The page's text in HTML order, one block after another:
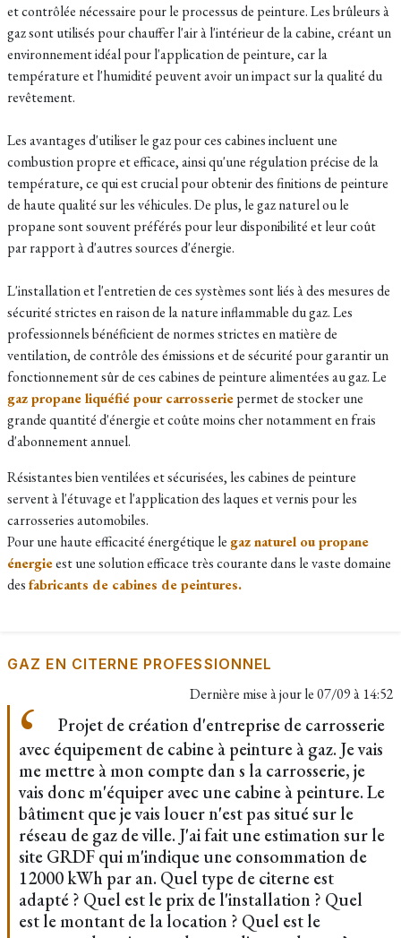
et contrôlée nécessaire pour le processus de peinture. Les brûleurs à
gaz sont utilisés pour chauffer l'air à l'intérieur de la cabine, créant un
environnement idéal pour l'application de peinture, car la
température et l'humidité peuvent avoir un impact sur la qualité du
revêtement.
Les avantages d'utiliser le gaz pour ces cabines incluent une
combustion propre et efficace, ainsi qu'une régulation précise de la
température, ce qui est crucial pour obtenir des finitions de peinture
de haute qualité sur les véhicules. De plus, le gaz naturel ou le
propane sont souvent préférés pour leur disponibilité et leur coût
par rapport à d'autres sources d'énergie.
L'installation et l'entretien de ces systèmes sont liés à des mesures de
sécurité strictes en raison de la nature inflammable du gaz. Les
professionnels bénéficient de normes strictes en matière de
ventilation, de contrôle des émissions et de sécurité pour garantir un
fonctionnement sûr de ces cabines de peinture alimentées au gaz. Le
gaz propane liquéfié pour carrosseriepermet de stocker une
grande quantité d'énergie et coûte moins cher notamment en frais
d'abonnement annuel.
Résistantes bien ventilées et sécurisées, les cabines de peinture
servent à l'étuvage et l'application des laques et vernis pour les
carrosseries automobiles.
Pour une haute efficacité énergétique le gaz naturel ou propane
énergieest une solution efficace très courante dans le vaste domaine
desfabricants de cabines de peintures.
GAZ EN CITERNE PROFESSIONNEL
Dernière mise à jour le07/09 à 14:52
Projet de création d'entreprise de carrosserie
avec équipement de cabine à peinture à gaz. Je vais
me mettre à mon compte dan s la carrosserie, je
vais donc m'équiper avec une cabine à peinture. Le
bâtiment que je vais louer n'est pas situé sur le
réseau de gaz de ville. J'ai fait une estimation sur le
site GRDF qui m'indique une consommation de
12000 kWh par an. Quel type de citerne est
adapté ? Quel est le prix de l'installation ? Quel
est le montant de la location ? Quel est le